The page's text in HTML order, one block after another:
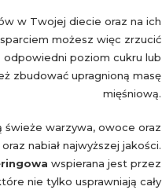
w Twojej diecie oraz na ich
możesz więc zrzucić
odpowiedni poziom cukru lub
zbudować upragnioną masę
mięśniową.
świeże warzywa, owoce oraz
nabiał najwyższej jakości.
wspierana jest przez
nie tylko usprawniają cały